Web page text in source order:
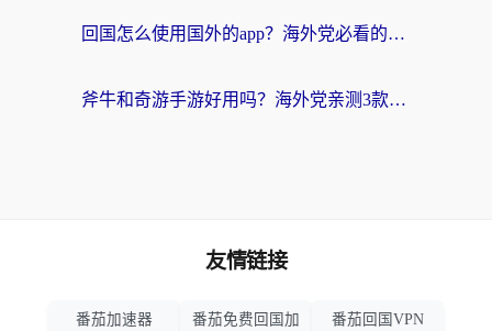
回国怎么使用国外的app？海外党必看的无缝访问国内资源全攻略
斧牛和奇游手游好用吗？海外党亲测3款回国加速器，选对才能无缝刷国内资源
友情链接
番茄加速器 番茄免费回国加 番茄回国VPN